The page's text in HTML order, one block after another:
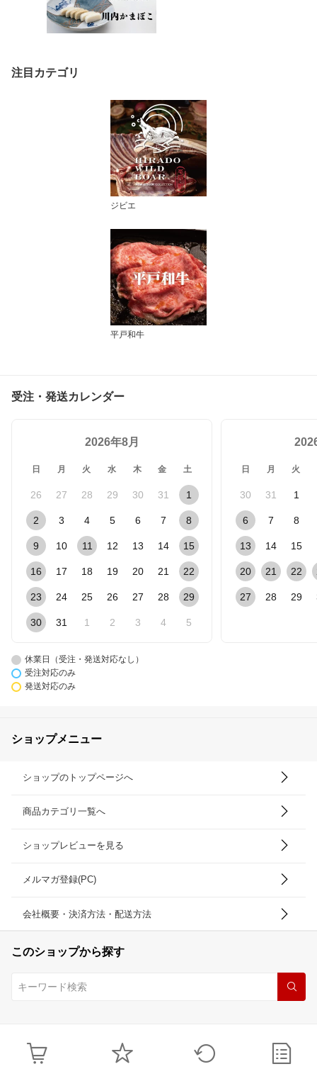
注目カテゴリ
ジビエ
平戸和牛
受注・発送カレンダー
2026年8月
日 月 火 水 木 金 土
26 27 28 29 30 31 1
2 3 4 5 6 7 8
9 10 11 12 13 14 15
16 17 18 19 20 21 22
23 24 25 26 27 28 29
30 31 1 2 3 4 5
日 月 火
30 31 1
6 7 8
13 14 15
20 21 22
27 28 29
休業日（受注・発送対応なし）
受注対応のみ
発送対応のみ
ショップメニュー
ショップのトップページへ
商品カテゴリ一覧へ
ショップレビューを見る
メルマガ登録(PC)
会社概要・決済方法・配送方法
このショップから探す